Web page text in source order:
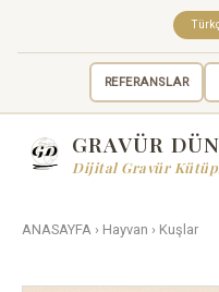
REFERANSLAR
GRAVÜR
Dijital Gravür
ANASAYFA › Hayvan › Kuşlar